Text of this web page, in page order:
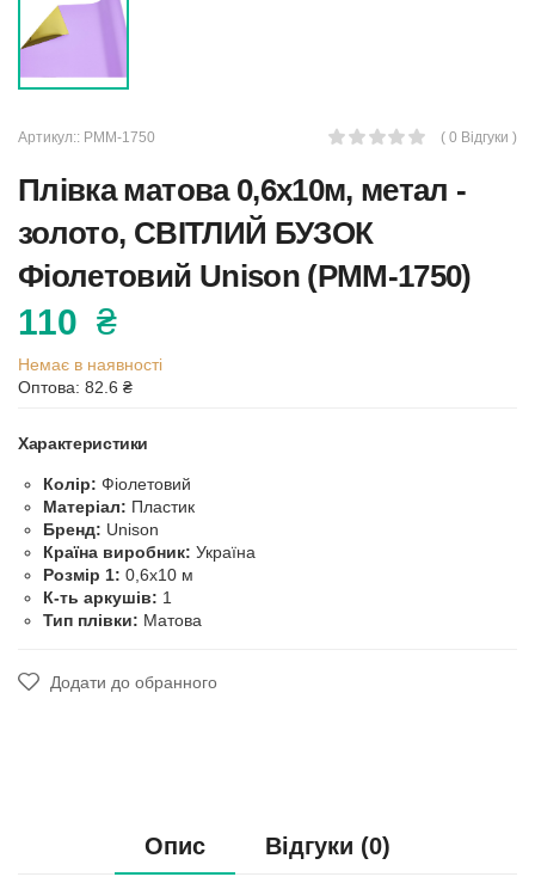
Артикул:: PMM-1750 ( 0 Відгуки )
Плівка матова 0,6х10м, метал -
золото, СВІТЛИЙ БУЗОК
Фіолетовий Unison (PMM-1750)
110 ₴
Немає в наявності
Оптова: 82.6 ₴
Характеристики
Колір: Фіолетовий
Матеріал: Пластик
Бренд: Unison
Країна виробник: Україна
Розмір 1: 0,6х10 м
К-ть аркушів: 1
Тип плівки: Матова
Додати до обранного
Опис Відгуки (0)